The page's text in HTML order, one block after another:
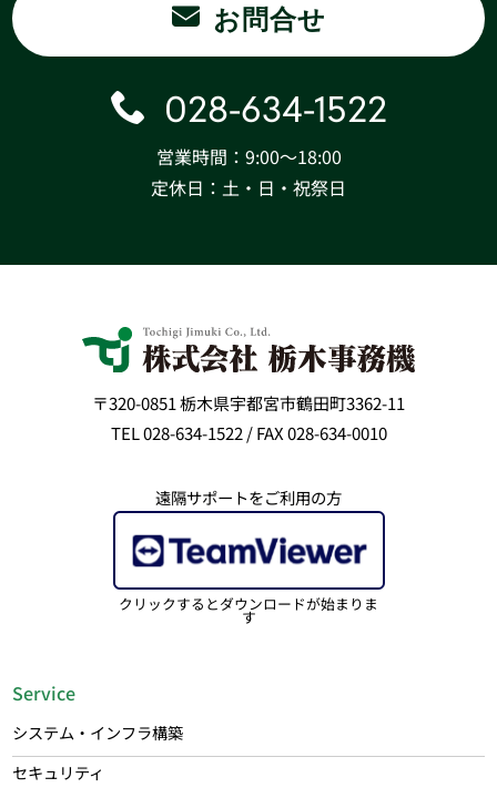
お問合せ
028-634-1522
営業時間：9:00〜18:00
定休日：土・日・祝祭日
〒320-0851 栃木県宇都宮市鶴田町3362-11
TEL 028-634-1522 / FAX 028-634-0010
遠隔サポートをご利用の方
クリックするとダウンロードが始まりま
す
Service
システム・インフラ構築
セキュリティ